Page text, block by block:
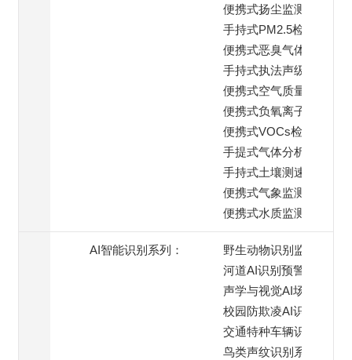
便携式扬尘监测仪
手持式PM2.5检测仪
便携式恶臭气体检测仪
手持式执法声级计
便携式空气质量监测仪
便携式负氧离子检测仪
便携式VOCs检测仪
手提式气体分析仪
手持式土壤测速仪
便携式气象监测仪
便携式水质监测仪
AI智能识别系列：
野生动物识别监测
河道AI识别预警
声学与视觉AI场景
校园防欺凌AI识别系统
交通特种车辆识别预警
鸟类声纹识别系统